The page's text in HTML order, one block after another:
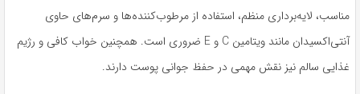
مناسب، لایه‌برداری منظم، استفاده از مرطوب‌کننده‌ها و سرم‌های حاوی
آنتی‌اکسیدان مانند ویتامین C و E ضروری است. همچنین خواب کافی و رژیم
غذایی سالم نیز نقش مهمی در حفظ جوانی پوست دارند.